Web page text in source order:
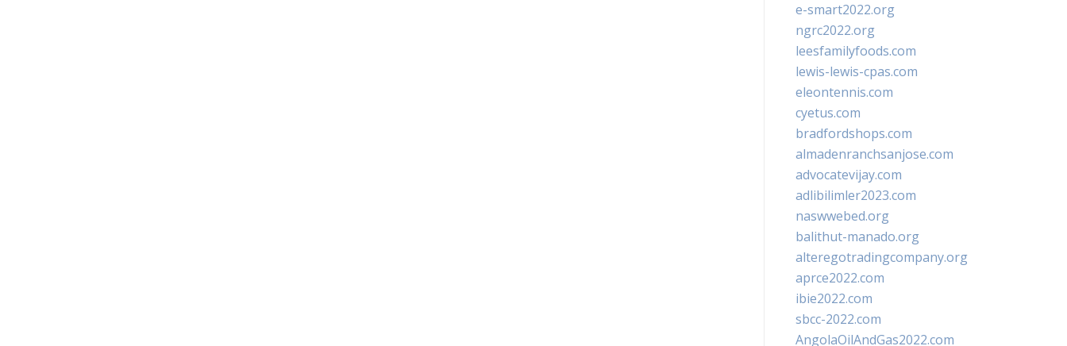
e-smart2022.org
ngrc2022.org
leesfamilyfoods.com
lewis-lewis-cpas.com
eleontennis.com
cyetus.com
bradfordshops.com
almadenranchsanjose.com
advocatevijay.com
adlibilimler2023.com
naswwebed.org
balithut-manado.org
alteregotradingcompany.org
aprce2022.com
ibie2022.com
sbcc-2022.com
AngolaOilAndGas2022.com